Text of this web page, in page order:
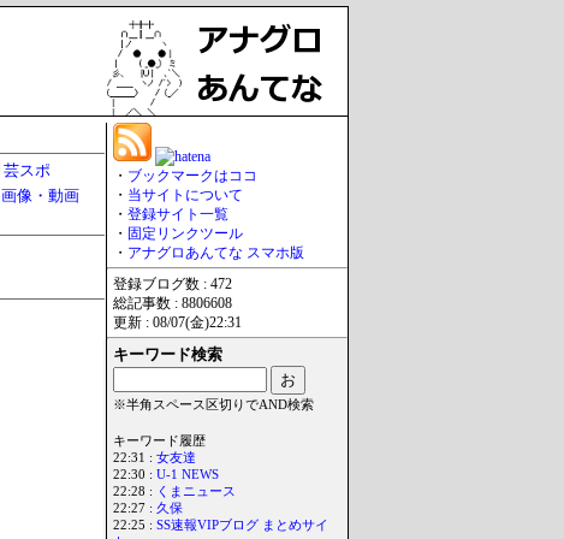
芸スポ
画像・動画
・ ブックマークはココ
・ 当サイトについて
・ 登録サイト一覧
・ 固定リンクツール
・ アナグロあんてな スマホ版
登録ブログ数 : 472
総記事数 : 8806608
更新 : 08/07(金)22:31
キーワード検索
※半角スペース区切りでAND検索
キーワード履歴
22:31 : 女友達
22:30 : U-1 NEWS
22:28 :
くまニュース
22:27 : 久保
22:25 : SS速報VIPブログ まとめサイ